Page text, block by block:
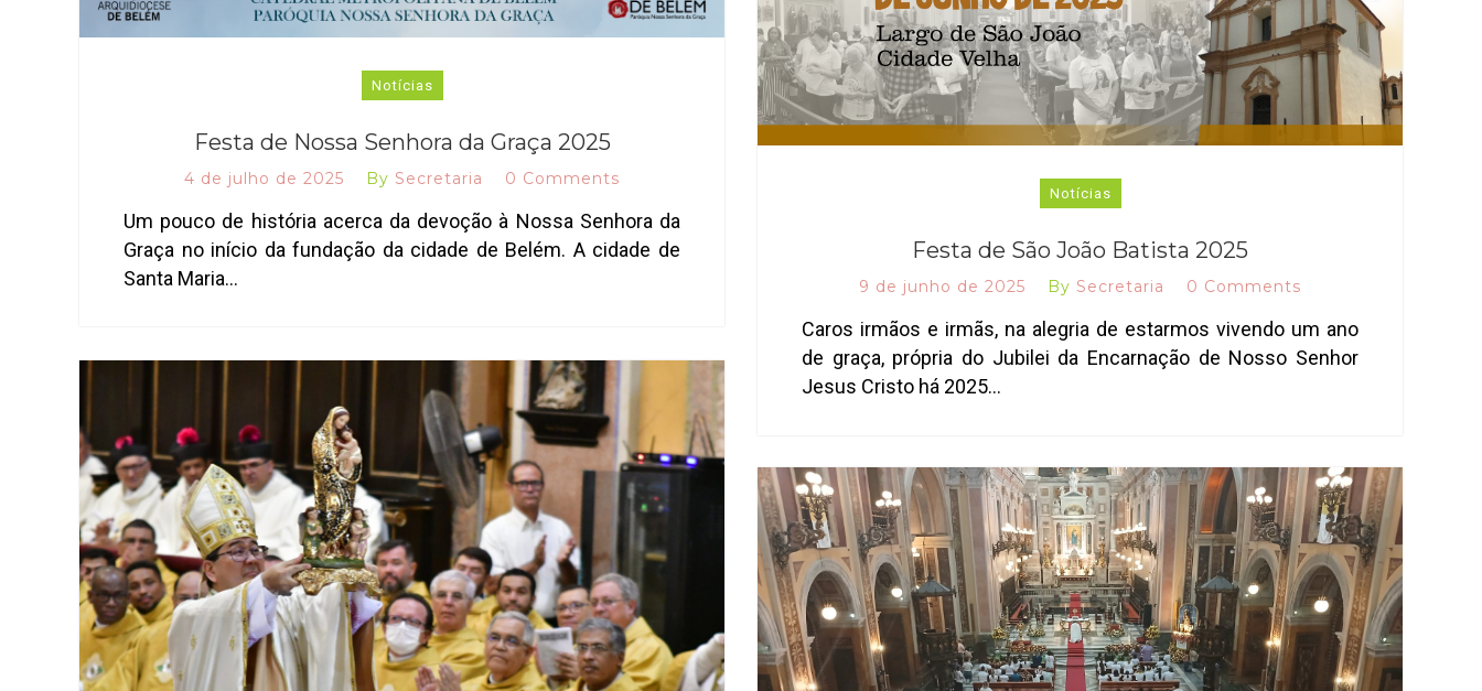
Notícias
Festa de Nossa Senhora da Graça 2025
4 de julho de 2025 By Secretaria 0 Comments
Um pouco de história acerca da devoção à Nossa Senhora da
Graça no início da fundação da cidade de Belém. A cidade de
Santa Maria…
Notícias
Festa de São João Batista 2025
9 de junho de 2025 By Secretaria 0 Comments
Caros irmãos e irmãs, na alegria de estarmos vivendo um ano
de graça, própria do Jubilei da Encarnação de Nosso Senhor
Jesus Cristo há 2025…